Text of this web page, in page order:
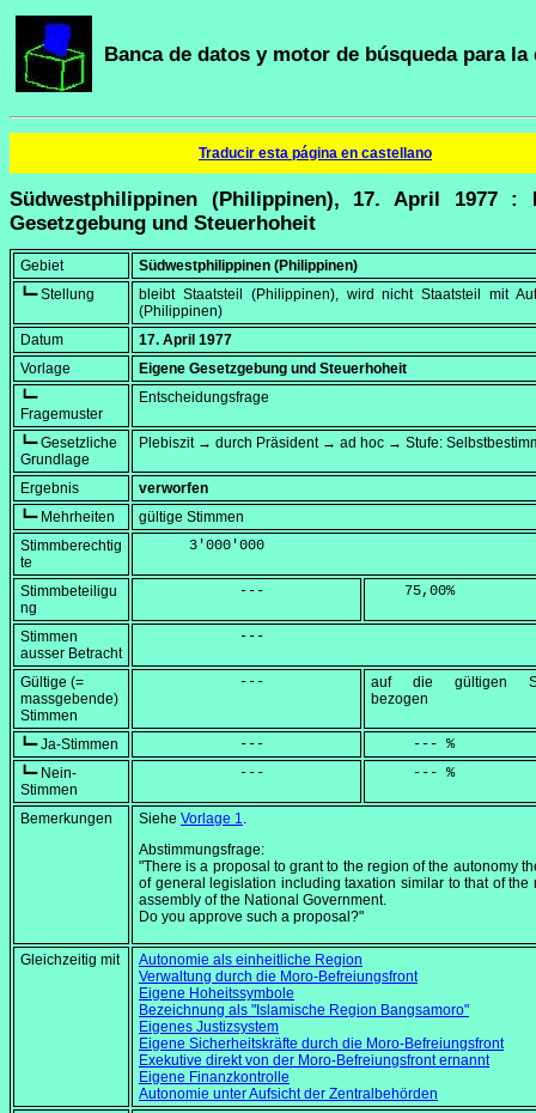
Banca de datos y motor de búsqueda para
Traducir esta página en castellano
Südwestphilippinen (Philippinen), 17. April 1977 :
Gesetzgebung und Steuerhoheit
Gebiet
Südwestphilippinen (Philippinen)
┗━ Stellung
bleibt Staatsteil (Philippinen), wird nicht Staatsteil mit
(Philippinen)
Datum
17. April 1977
Vorlage
Eigene Gesetzgebung und Steuerhoheit
┗━
Fragemuster
Entscheidungsfrage
┗━ Gesetzliche
Grundlage
Plebiszit → durch Präsident → ad hoc → Stufe:
Ergebnis
verworfen
┗━ Mehrheiten
gültige Stimmen
Stimmberechtig
te
      3'000'000
Stimmbeteiligu
ng
            ---
    75,00
%
Stimmen
ausser Betracht
            ---
Gültige (=
massgebende)
Stimmen
            ---
auf die gültigen
bezogen
┗━ Ja-Stimmen
            ---
     --- %
┗━ Nein-
Stimmen
            ---
     --- %
Bemerkungen Siehe Vorlage 1.
Abstimmungsfrage:
"There is a proposal to grant to the region of the autonomy
of general legislation including taxation similar to that of the
assembly of the National Government.
Do you approve such a proposal?"
Gleichzeitig mit
Autonomie als einheitliche Region
Verwaltung durch die Moro-Befreiungsfront
Eigene Hoheitssymbole
Bezeichnung als "Islamische Region Bangsamoro"
Eigenes Justizsystem
Eigene Sicherheitskräfte durch die Moro-Befreiungsfront
Exekutive direkt von der Moro-Befreiungsfront ernannt
Eigene Finanzkontrolle
Autonomie unter Aufsicht der Zentralbehörden